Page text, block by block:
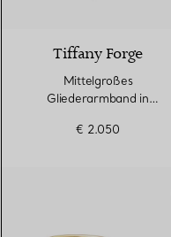
Tiffany Forge
Mittelgroßes
Gliederarmband in
Sterlingsilber
€ 2.050